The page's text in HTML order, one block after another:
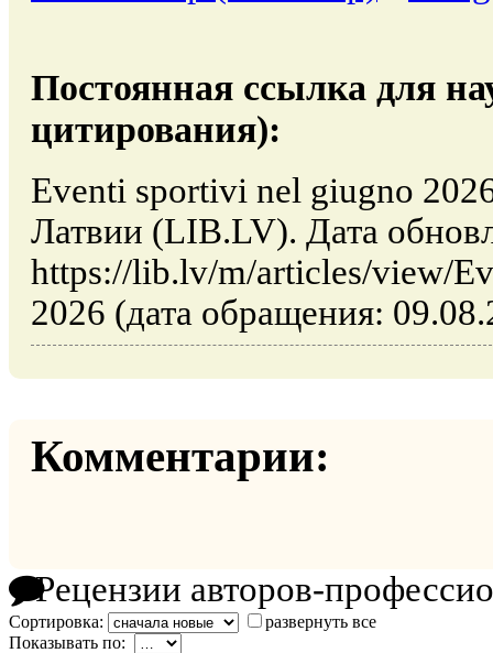
Постоянная ссылка для
цитирования):
Eventi sportivi nel giugno
Латвии (LIB.LV). Дата
https://lib.lv/m/articles/view/
2026 (дата обращения:
Комментарии:
Рецензии авторов-
Сортировка:
развернуть все
Показывать по: